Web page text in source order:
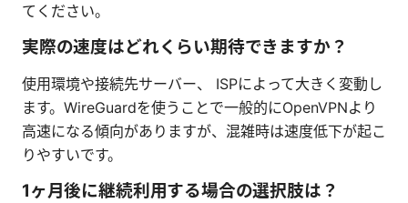
てください。
実際の速度はどれくらい期待できますか？
使用環境や接続先サーバー、 ISPによって大きく変動し
ます。WireGuardを使うことで一般的にOpenVPNより
高速になる傾向がありますが、混雑時は速度低下が起こ
りやすいです。
1ヶ月後に継続利用する場合の選択肢は？